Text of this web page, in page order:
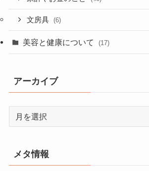
文房具 (6)
美容と健康について (17)
アーカイブ
メタ情報